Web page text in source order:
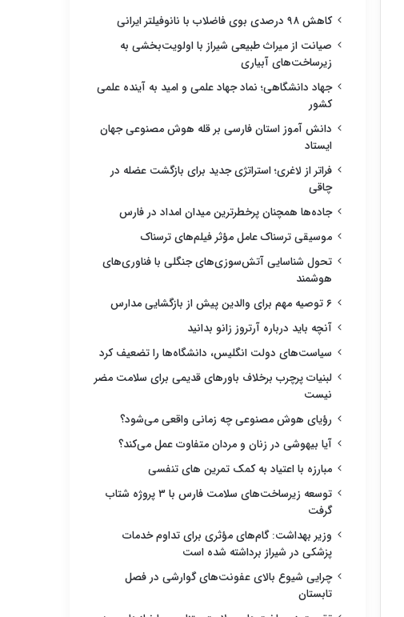
کاهش ۹۸ درصدی بوی فاضلاب با نانوفیلتر ایرانی
صیانت از میراث طبیعی شیراز با اولویت‌بخشی به
زیرساخت‌های آبیاری
جهاد دانشگاهی؛ نماد جهاد علمی و امید به آینده علمی
کشور
دانش آموز استان فارسی بر قله هوش مصنوعی جهان
ایستاد
فراتر از لاغری؛ استراتژی جدید برای بازگشت عضله در
چاقی
جاده‌ها همچنان پرخطرترین میدان امداد در فارس
موسیقی ترسناک عامل مؤثر فیلم‌های ترسناک
تحول شناسایی آتش‌سوزی‌های جنگلی با فناوری‌های
هوشمند
۶ توصیه مهم برای والدین پیش از بازگشایی مدارس
آنچه باید درباره آرتروز زانو بدانید
سیاست‌های دولت انگلیس، دانشگاه‌ها را تضعیف کرد
لبنیات پرچرب برخلاف باورهای قدیمی برای سلامت مضر
نیست
رؤیای هوش مصنوعی چه زمانی واقعی می‌شود؟
آیا بیهوشی در زنان و مردان متفاوت عمل می‌کند؟
مبارزه با اعتیاد به کمک تمرین های تنفسی
توسعه زیرساخت‌های سلامت فارس با ۳ پروژه شتاب
گرفت
وزیر بهداشت: گام‌های مؤثری برای تداوم خدمات
پزشکی در شیراز برداشته شده است
چرایی شیوع بالای عفونت‌های گوارشی در فصل
تابستان